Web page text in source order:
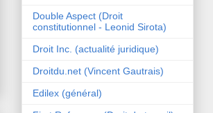
Double Aspect (Droit
constitutionnel - Leonid Sirota)
Droit Inc. (actualité juridique)
Droitdu.net (Vincent Gautrais)
Edilex (général)